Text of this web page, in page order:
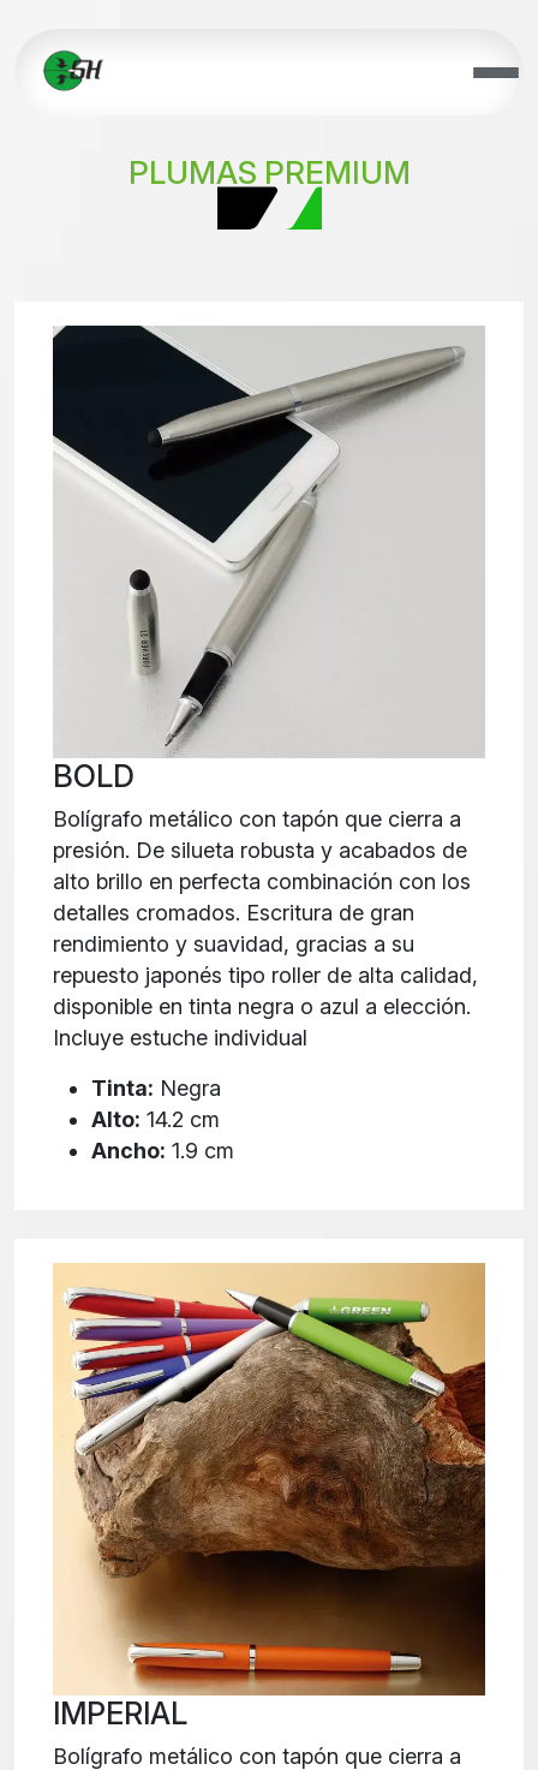
PLUMAS PREMIUM
BOLD
Bolígrafo metálico con tapón que cierra a
presión. De silueta robusta y acabados de
alto brillo en perfecta combinación con los
detalles cromados. Escritura de gran
rendimiento y suavidad, gracias a su
repuesto japonés tipo roller de alta calidad,
disponible en tinta negra o azul a elección.
Incluye estuche individual
Tinta: Negra
Alto: 14.2 cm
Ancho: 1.9 cm
IMPERIAL
Bolígrafo metálico con tapón que cierra a